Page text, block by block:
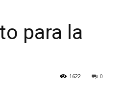
para la
0
1622